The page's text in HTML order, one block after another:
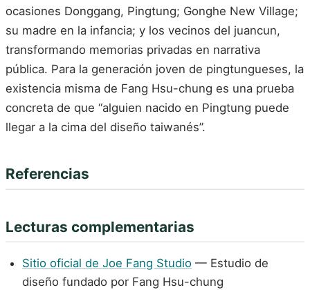
ocasiones Donggang, Pingtung; Gonghe New Village;
su madre en la infancia; y los vecinos del juancun,
transformando memorias privadas en narrativa
pública. Para la generación joven de pingtungueses, la
existencia misma de Fang Hsu-chung es una prueba
concreta de que “alguien nacido en Pingtung puede
llegar a la cima del diseño taiwanés”.
Referencias
Lecturas complementarias
Sitio oficial de Joe Fang Studio — Estudio de
diseño fundado por Fang Hsu-chung